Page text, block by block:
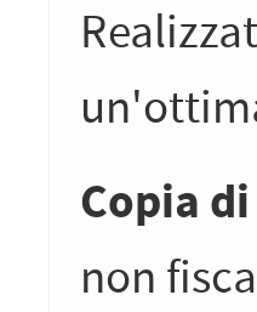
Copia
non